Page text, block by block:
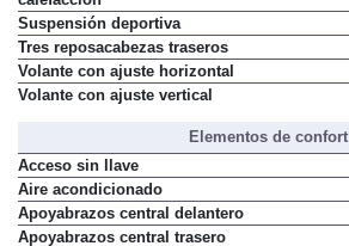
calefacción
Suspensión deportiva
Tres reposacabezas traseros
Volante con ajuste horizontal
Elementos de confort
Acceso sin llave
Aire acondicionado
Apoyabrazos central delantero